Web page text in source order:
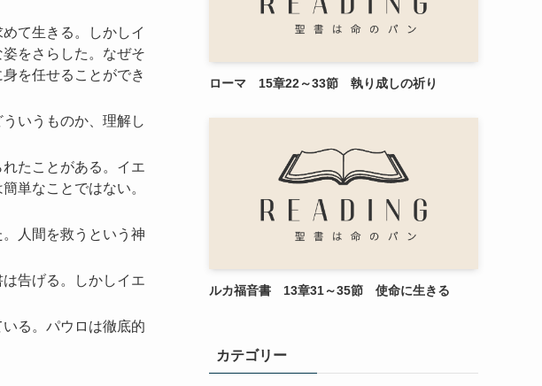
て生きる。しかしイ
をさらした。なぜそ
を任せることができ
いうものか、理解し
たことがある。イエ
単なことではない。
人間を救うという神
告げる。しかしイエ
る。パウロは徹底的
ローマ 15章22～33節 執り成しの祈り
ルカ福音書 13章31～35節 使命に生きる
カテゴリー